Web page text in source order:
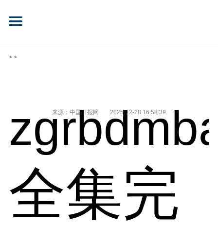
> >
来源：中国日报网 2025-12-28 16:58:39
全集完